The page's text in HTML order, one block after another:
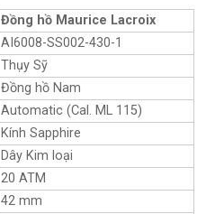
Đồng hồ Maurice Lacroix
AI6008-SS002-430-1
Thụy Sỹ
Đồng hồ Nam
Automatic (Cal. ML 115)
Kính Sapphire
Dây Kim loại
20 ATM
42 mm